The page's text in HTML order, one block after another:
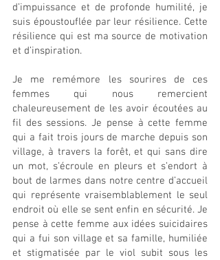
d’impuissance et de profonde humilité, je
suis époustouflée par leur résilience. Cette
résilience qui est ma source de motivation
et d’inspiration.
Je me remémore les sourires de ces
femmes qui nous remercient
chaleureusement de les avoir écoutées au
fil des sessions. Je pense à cette femme
qui a fait trois jours de marche depuis son
village, à travers la forêt, et qui sans dire
un mot, s’écroule en pleurs et s’endort à
bout de larmes dans notre centre d’accueil
qui représente vraisemblablement le seul
endroit où elle se sent enfin en sécurité. Je
pense à cette femme aux idées suicidaires
qui a fui son village et sa famille, humiliée
et stigmatisée par le viol subit sous les